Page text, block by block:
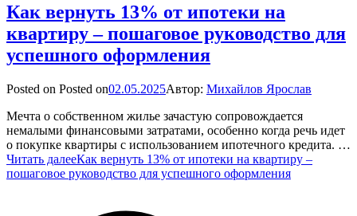
Как вернуть 13% от ипотеки на
квартиру – пошаговое руководство для
успешного оформления
Posted on Posted on02.05.2025Автор: Михайлов Ярослав
Мечта о собственном жилье зачастую сопровождается
немалыми финансовыми затратами, особенно когда речь идет
о покупке квартиры с использованием ипотечного кредита. …
Читать далееКак вернуть 13% от ипотеки на квартиру –
пошаговое руководство для успешного оформления